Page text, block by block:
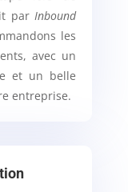
par Inbound
les
avec un
et un belle
entreprise.